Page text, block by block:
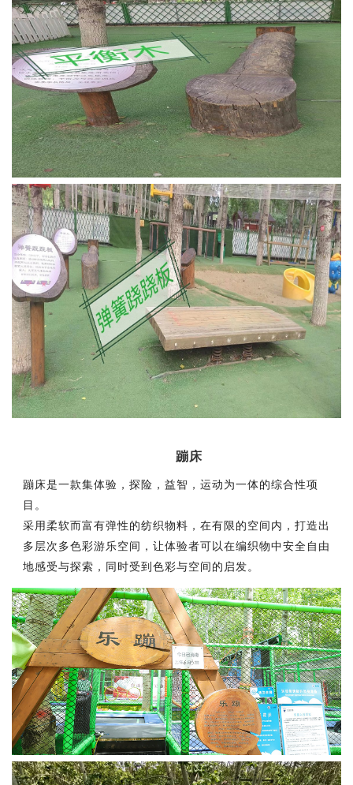
蹦床
蹦床是一款集体验，探险，益智，运动为一体的综合性项
目。
采用柔软而富有弹性的纺织物料，在有限的空间内，打造出
多层次多色彩游乐空间，让体验者可以在编织物中安全自由
地感受与探索，同时受到色彩与空间的启发。